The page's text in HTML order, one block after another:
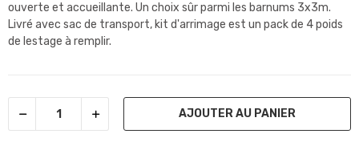
ouverte et accueillante. Un choix sûr parmi les barnums 3x3m.
Livré avec sac de transport, kit d'arrimage est un pack de 4 poids
de lestage à remplir.
AJOUTER AU PANIER